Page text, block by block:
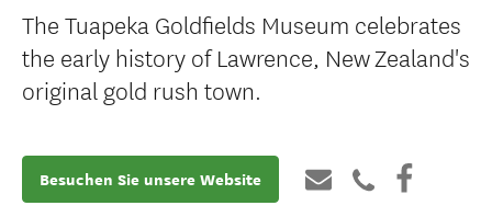
The Tuapeka Goldfields Museum celebrates
the early history of Lawrence, New Zealand's
original gold rush town.
Besuchen Sie unsere Website